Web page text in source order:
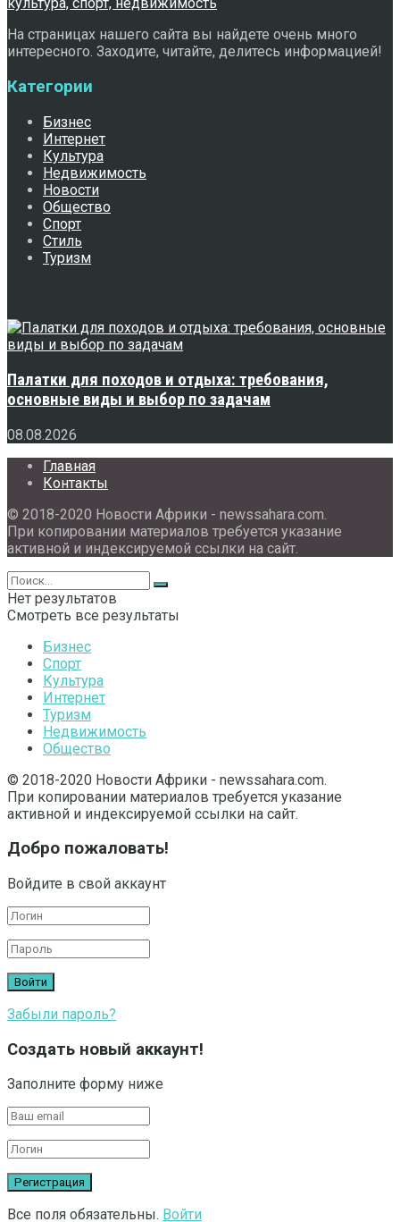
На страницах нашего сайта вы найдете очень много
интересного. Заходите, читайте, делитесь информацией!
Категории
Бизнес
Интернет
Культура
Недвижимость
Новости
Общество
Спорт
Стиль
Туризм
Палатки для походов и отдыха: требования,
основные виды и выбор по задачам
08.08.2026
Главная
Контакты
© 2018-2020 Новости Африки - newssahara.com.
При копировании материалов требуется указание
активной и индексируемой ссылки на сайт.
Нет результатов
Смотреть все результаты
Бизнес
Спорт
Культура
Интернет
Туризм
Недвижимость
Общество
© 2018-2020 Новости Африки - newssahara.com.
При копировании материалов требуется указание
активной и индексируемой ссылки на сайт.
Добро пожаловать!
Войдите в свой аккаунт
Забыли пароль?
Создать новый аккаунт!
Заполните форму ниже
Все поля обязательны. Войти